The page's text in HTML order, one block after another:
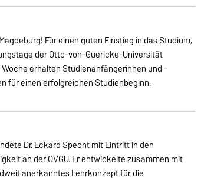
Für einen guten Einstieg in das Studium,
der Otto-von-Guericke-Universität
erhalten Studienanfängerinnen und -
für einen erfolgreichen Studienbeginn.
Dr. Eckard Spechtmit Eintritt in den
an der OVGU. Er entwickelte zusammen mit
anerkanntes Lehrkonzept für die